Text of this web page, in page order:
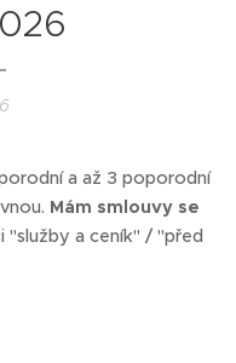
a až 3 poporodní
Mám smlouvy se
"služby a ceník" / "před